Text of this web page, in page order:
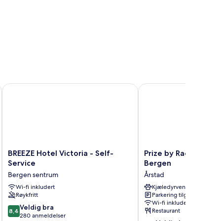
BREEZE
Hotel
-
Self-
Service
Bergen
sentrum
BREEZE Hotel Victoria - Self-
Service
Bergen sentrum
Wi-fi inkludert
Røykfritt
8.4
av
8,4 Veldig bra
280 anmeldelser
BREEZE Hotel Victoria - Self-Service
Prize
by
Radisson,
Solheimsviken
Bergen
Årstad
Prize by Radisson,
Bergen
Årstad
Kjæledyrvennlig
Parkering tilgjengelig
Wi-fi inkludert
Restaurant
Prize by Radisson,